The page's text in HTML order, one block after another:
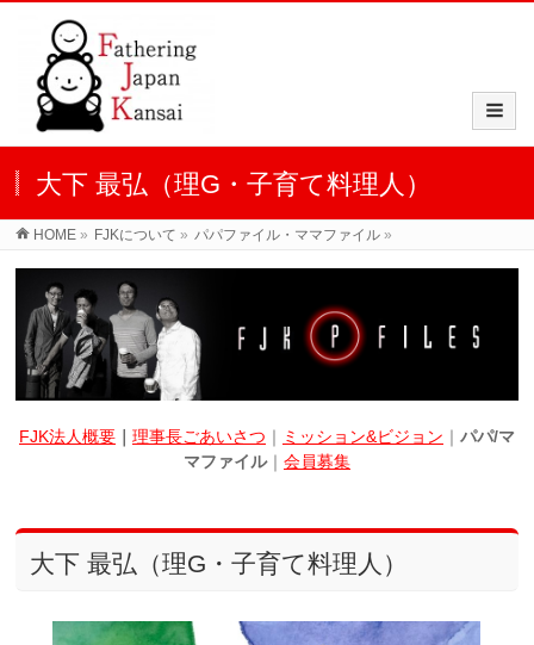
大下 最弘（理G・子育て料理人）
HOME » FJKについて » パパファイル・ママファイル »
FJK法人概要｜ 理事長ごあいさつ ｜ ミッション&ビジョン ｜ パパ/マ
マファイル｜ 会員募集
大下 最弘（理G・子育て料理人）